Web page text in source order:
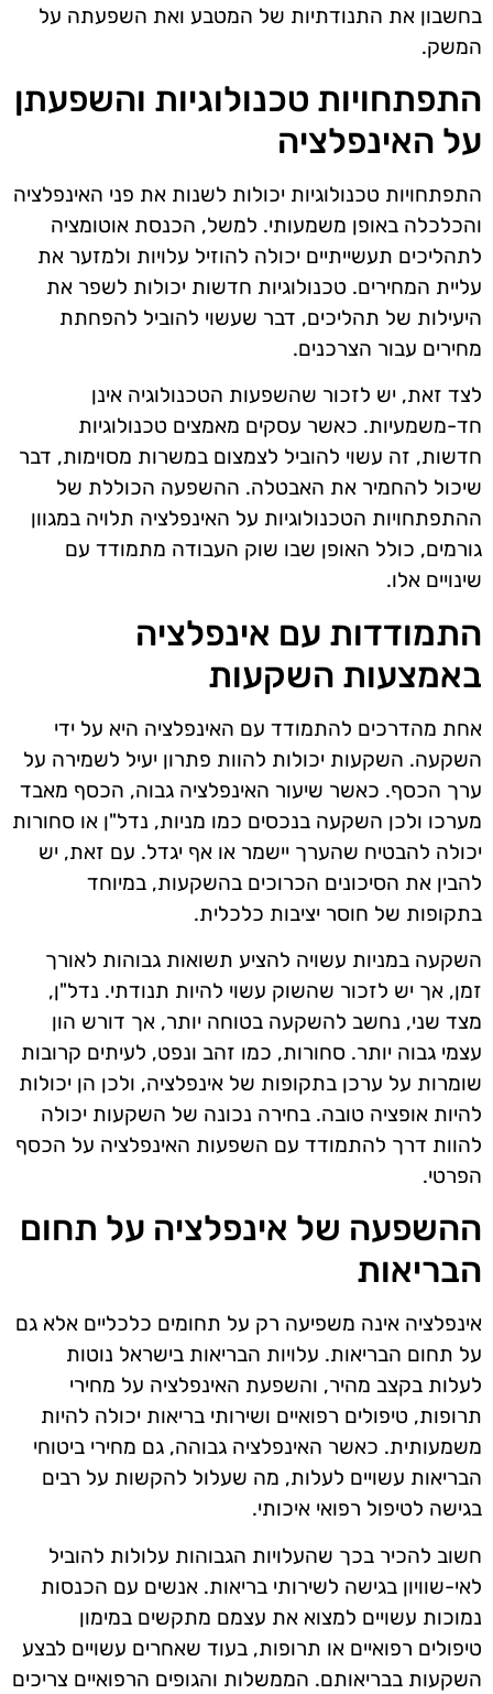
בחשבון את התנודתיות של המטבע ואת השפעתה על
המשק.
התפתחויות טכנולוגיות והשפעתן
על האינפלציה
התפתחויות טכנולוגיות יכולות לשנות את פני האינפלציה
והכלכלה באופן משמעותי. למשל, הכנסת אוטומציה
לתהליכים תעשייתיים יכולה להוזיל עלויות ולמזער את
עליית המחירים. טכנולוגיות חדשות יכולות לשפר את
היעילות של תהליכים, דבר שעשוי להוביל להפחתת
מחירים עבור הצרכנים.
לצד זאת, יש לזכור שהשפעות הטכנולוגיה אינן
חד-משמעיות. כאשר עסקים מאמצים טכנולוגיות
חדשות, זה עשוי להוביל לצמצום במשרות מסוימות, דבר
שיכול להחמיר את האבטלה. ההשפעה הכוללת של
ההתפתחויות הטכנולוגיות על האינפלציה תלויה במגוון
גורמים, כולל האופן שבו שוק העבודה מתמודד עם
שינויים אלו.
התמודדות עם אינפלציה
באמצעות השקעות
אחת מהדרכים להתמודד עם האינפלציה היא על ידי
השקעה. השקעות יכולות להוות פתרון יעיל לשמירה על
ערך הכסף. כאשר שיעור האינפלציה גבוה, הכסף מאבד
מערכו ולכן השקעה בנכסים כמו מניות, נדל"ן או סחורות
יכולה להבטיח שהערך יישמר או אף יגדל. עם זאת, יש
להבין את הסיכונים הכרוכים בהשקעות, במיוחד
בתקופות של חוסר יציבות כלכלית.
השקעה במניות עשויה להציע תשואות גבוהות לאורך
זמן, אך יש לזכור שהשוק עשוי להיות תנודתי. נדל"ן,
מצד שני, נחשב להשקעה בטוחה יותר, אך דורש הון
עצמי גבוה יותר. סחורות, כמו זהב ונפט, לעיתים קרובות
שומרות על ערכן בתקופות של אינפלציה, ולכן הן יכולות
להיות אופציה טובה. בחירה נכונה של השקעות יכולה
להוות דרך להתמודד עם השפעות האינפלציה על הכסף
הפרטי.
ההשפעה של אינפלציה על תחום
הבריאות
אינפלציה אינה משפיעה רק על תחומים כלכליים אלא גם
על תחום הבריאות. עלויות הבריאות בישראל נוטות
לעלות בקצב מהיר, והשפעת האינפלציה על מחירי
תרופות, טיפולים רפואיים ושירותי בריאות יכולה להיות
משמעותית. כאשר האינפלציה גבוהה, גם מחירי ביטוחי
הבריאות עשויים לעלות, מה שעלול להקשות על רבים
בגישה לטיפול רפואי איכותי.
חשוב להכיר בכך שהעלויות הגבוהות עלולות להוביל
לאי-שוויון בגישה לשירותי בריאות. אנשים עם הכנסות
נמוכות עשויים למצוא את עצמם מתקשים במימון
טיפולים רפואיים או תרופות, בעוד שאחרים עשויים לבצע
השקעות בבריאותם. הממשלות והגופים הרפואיים צריכים